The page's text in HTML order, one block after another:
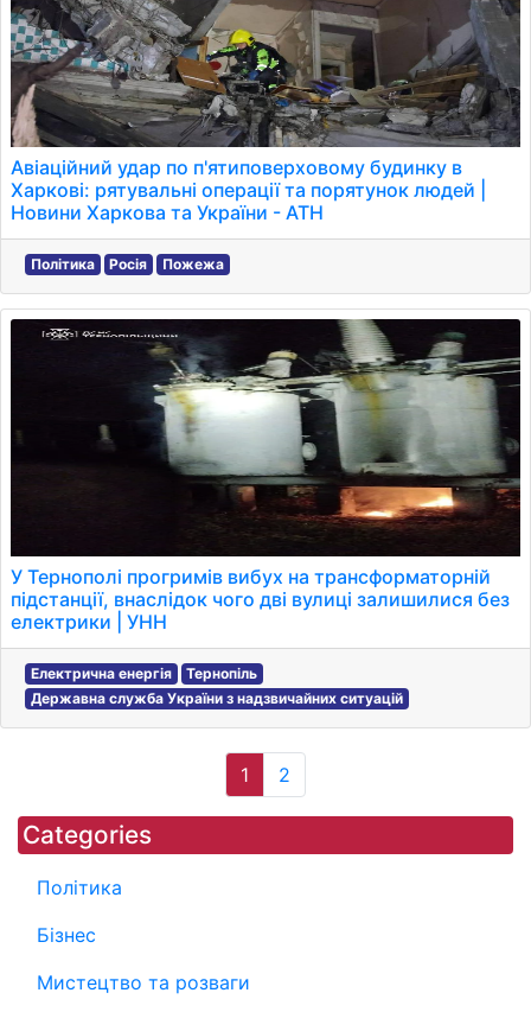
Авіаційний удар по п'ятиповерховому будинку в
Харкові: рятувальні операції та порятунок людей |
Новини Харкова та України - АТН
Політика Росія Пожежа
У Тернополі прогримів вибух на трансформаторній
підстанції, внаслідок чого дві вулиці залишилися без
електрики | УНН
Електрична енергія
Тернопіль
Державна служба України з надзвичайних ситуацій
1 2
Categories
Політика
Бізнес
Мистецтво та розваги